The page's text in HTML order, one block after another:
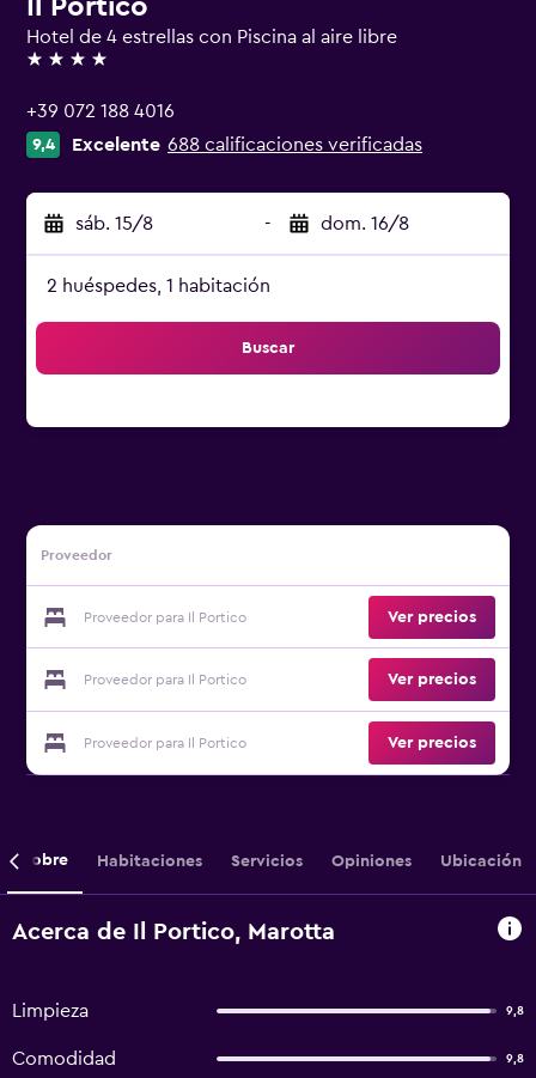
Il Portico
Hotel de 4 estrellas con Piscina al aire libre
4 estrellas
+39 072 188 4016
9,4 Excelente 688 calificaciones verificadas
sáb. 15/8 - dom. 16/8
2 huéspedes, 1 habitación
Buscar
Proveedor
Proveedor para Il Portico Ver precios
Proveedor para Il Portico Ver precios
Proveedor para Il Portico Ver precios
Sobre Habitaciones Servicios Opiniones Ubicación
Acerca de Il Portico, Marotta
Limpieza 9,8
Comodidad 9,8